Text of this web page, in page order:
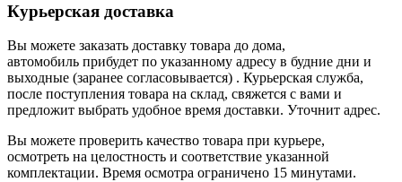
Курьерская доставка
Вы можете заказать доставку товара до дома,
автомобиль прибудет по указанному адресу в будние дни и
выходные (заранее согласовывается) . Курьерская служба,
после поступления товара на склад, свяжется с вами и
предложит выбрать удобное время доставки. Уточнит адрес.
Вы можете проверить качество товара при курьере,
осмотреть на целостность и соответствие указанной
комплектации. Время осмотра ограничено 15 минутами.